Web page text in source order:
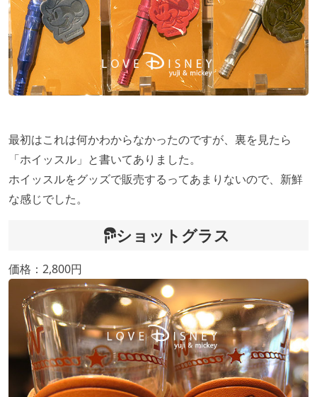
最初はこれは何かわからなかったのですが、裏を見たら
「ホイッスル」と書いてありました。
ホイッスルをグッズで販売するってあまりないので、新鮮
な感じでした。
ショットグラス
価格：2,800円